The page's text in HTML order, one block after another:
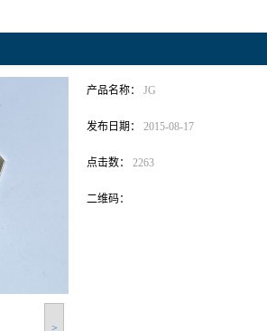
>
产品名称： JG
发布日期： 2015-08-17
点击数： 2263
二维码：